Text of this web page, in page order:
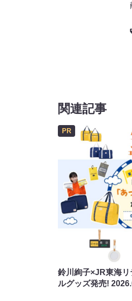
関連記事
PR
鈴川絢子×JR東海
ルグッズ発売!